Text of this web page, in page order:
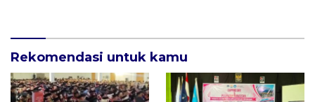
Rekomendasi untuk kamu